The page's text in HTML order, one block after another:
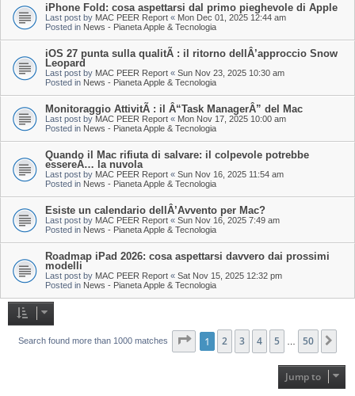
iPhone Fold: cosa aspettarsi dal primo pieghevole di Apple
Last post by MAC PEER Report « Mon Dec 01, 2025 12:44 am
Posted in News - Pianeta Apple & Tecnologia
iOS 27 punta sulla qualitÃ : il ritorno dellÂ’approccio Snow
Leopard
Last post by MAC PEER Report « Sun Nov 23, 2025 10:30 am
Posted in News - Pianeta Apple & Tecnologia
Monitoraggio AttivitÃ : il Â“Task ManagerÂ” del Mac
Last post by MAC PEER Report « Mon Nov 17, 2025 10:00 am
Posted in News - Pianeta Apple & Tecnologia
Quando il Mac rifiuta di salvare: il colpevole potrebbe
essereÂ… la nuvola
Last post by MAC PEER Report « Sun Nov 16, 2025 11:54 am
Posted in News - Pianeta Apple & Tecnologia
Esiste un calendario dellÂ’Avvento per Mac?
Last post by MAC PEER Report « Sun Nov 16, 2025 7:49 am
Posted in News - Pianeta Apple & Tecnologia
Roadmap iPad 2026: cosa aspettarsi davvero dai prossimi
modelli
Last post by MAC PEER Report « Sat Nov 15, 2025 12:32 pm
Posted in News - Pianeta Apple & Tecnologia
Search found more than 1000 matches Page of 50
1 2 3 4 5 50
Jump to